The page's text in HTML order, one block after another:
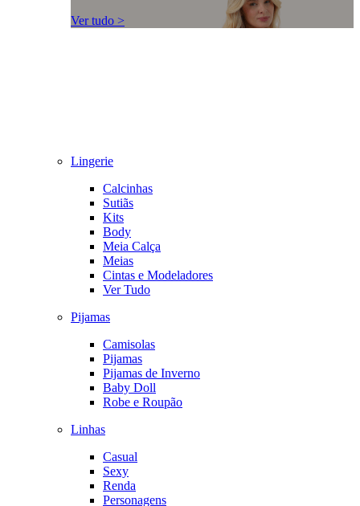
Ver tudo >
Lingerie
Calcinhas
Sutiãs
Kits
Body
Meia Calça
Meias
Cintas e Modeladores
Ver Tudo
Pijamas
Camisolas
Pijamas
Pijamas de Inverno
Baby Doll
Robe e Roupão
Linhas
Casual
Sexy
Renda
Personagens